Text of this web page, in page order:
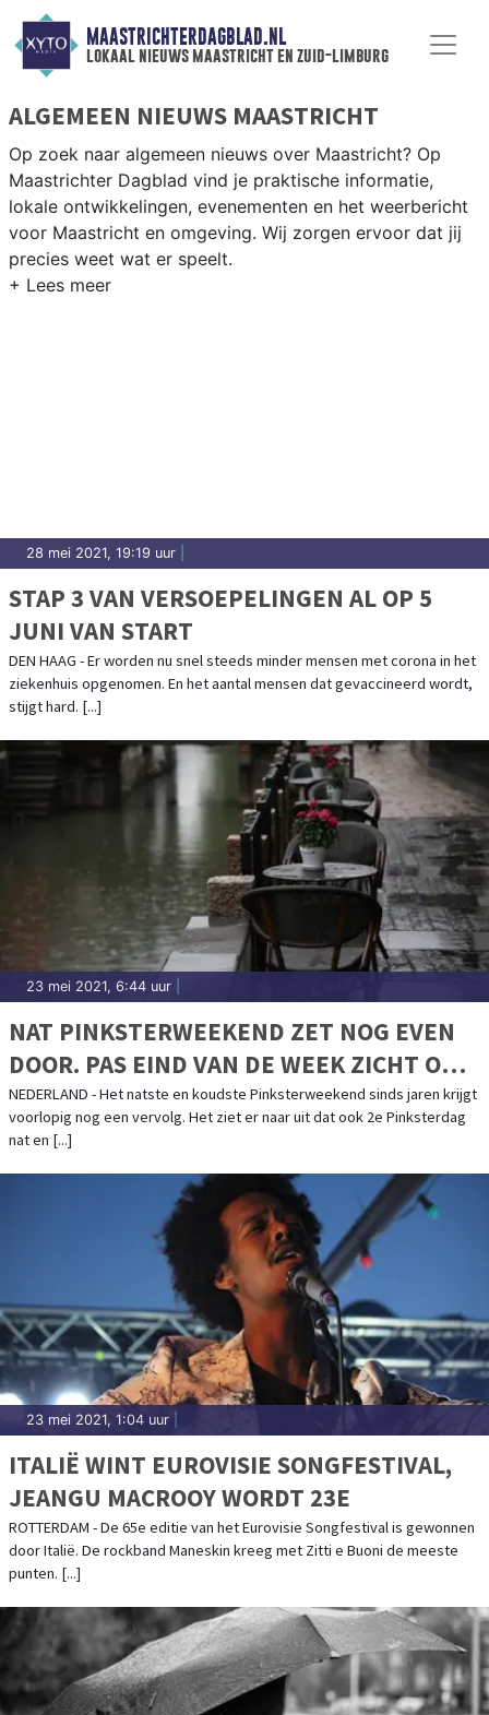
MAASTRICHTERDAGBLAD.NL
lokaal nieuws maastricht en zuid-limburg
ALGEMEEN NIEUWS MAASTRICHT
Op zoek naar algemeen nieuws over Maastricht? Op
Maastrichter Dagblad vind je praktische informatie,
lokale ontwikkelingen, evenementen en het weerbericht
voor Maastricht en omgeving. Wij zorgen ervoor dat jij
precies weet wat er speelt.
28 mei 2021, 19:19 uur
STAP 3 VAN VERSOEPELINGEN AL OP 5
JUNI VAN START
DEN HAAG - Er worden nu snel steeds minder mensen met corona in het
ziekenhuis opgenomen. En het aantal mensen dat gevaccineerd wordt,
stijgt hard. [...]
23 mei 2021, 6:44 uur
NAT PINKSTERWEEKEND ZET NOG EVEN
DOOR. PAS EIND VAN DE WEEK ZICHT OP
VERBETERING
NEDERLAND - Het natste en koudste Pinksterweekend sinds jaren krijgt
voorlopig nog een vervolg. Het ziet er naar uit dat ook 2e Pinksterdag
nat en [...]
23 mei 2021, 1:04 uur
ITALIË WINT EUROVISIE SONGFESTIVAL,
JEANGU MACROOY WORDT 23E
ROTTERDAM - De 65e editie van het Eurovisie Songfestival is gewonnen
door Italië. De rockband Maneskin kreeg met Zitti e Buoni de meeste
punten. [...]